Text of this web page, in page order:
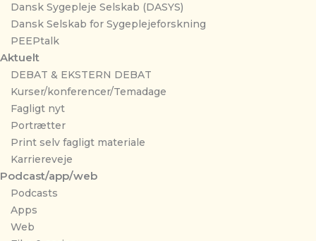
Dansk Sygepleje Selskab (DASYS)
Dansk Selskab for Sygeplejeforskning
PEEPtalk
Aktuelt
DEBAT & EKSTERN DEBAT
Kurser/konferencer/Temadage
Fagligt nyt
Portrætter
Print selv fagligt materiale
Karriereveje
Podcast/app/web
Podcasts
Apps
Web